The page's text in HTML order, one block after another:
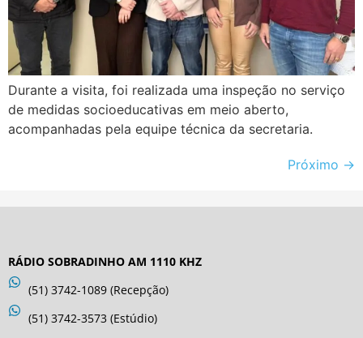
Durante a visita, foi realizada uma inspeção no serviço
de medidas socioeducativas em meio aberto,
acompanhadas pela equipe técnica da secretaria.
Próximo →
RÁDIO SOBRADINHO AM 1110 KHZ
(51) 3742-1089 (Recepção)
(51) 3742-3573 (Estúdio)